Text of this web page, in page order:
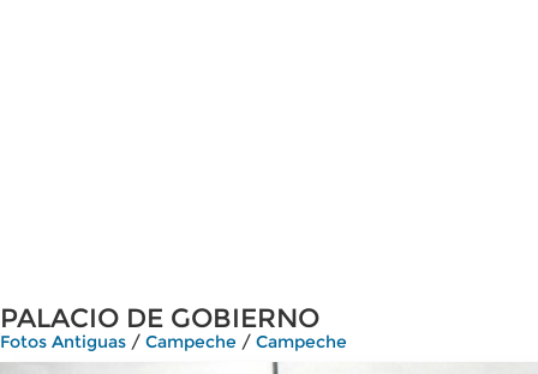
PALACIO DE GOBIERNO
Fotos Antiguas / Campeche / Campeche